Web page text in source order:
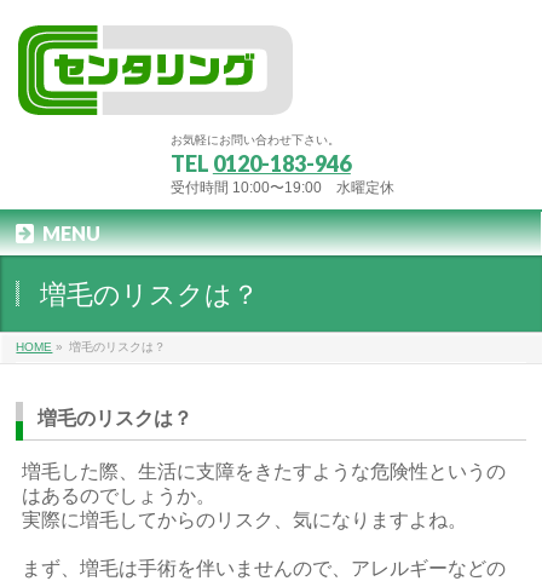
お気軽にお問い合わせ下さい。
TEL 0120-183-946
受付時間 10:00〜19:00 水曜定休
MENU
増毛のリスクは？
HOME » 増毛のリスクは？
増毛のリスクは？
増毛した際、生活に支障をきたすような危険性というの
はあるのでしょうか。
実際に増毛してからのリスク、気になりますよね。
まず、増毛は手術を伴いませんので、アレルギーなどの